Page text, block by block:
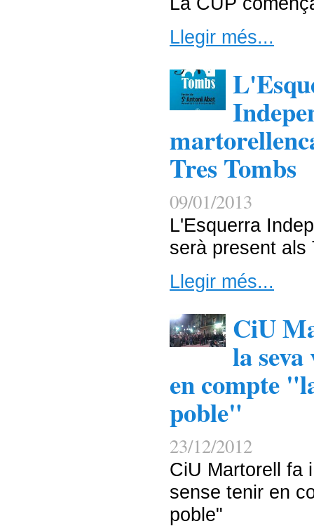
Llegir més...
Tres Tombs
09/01/2013
L'Esquerra
serà present als
Llegir més...
CiU
la
en compte
poble"
23/12/2012
CiU Martorell fa
sense tenir en
poble"